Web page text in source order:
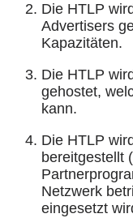
Die HTLP
Advertisers
Kapazitäten.
Die HTLP
gehostet,
kann.
Die HTLP
bereitgestellt
Netzwerk
eingesetzt